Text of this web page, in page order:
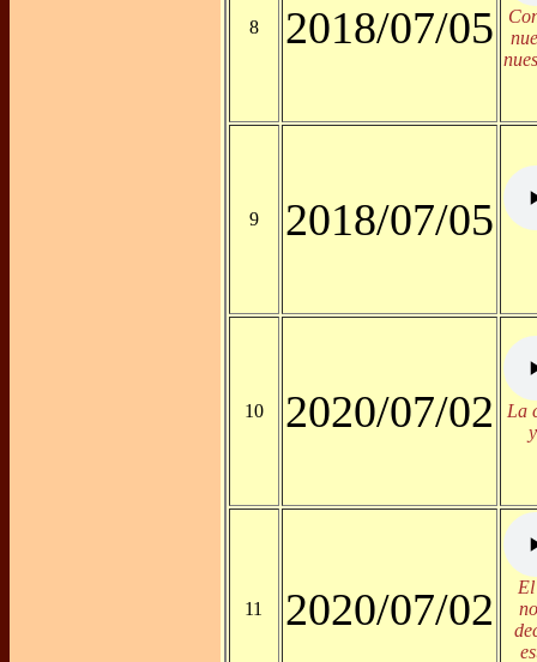
8 2018/07/05
9 2018/07/05
10 2020/07/02
La
11 2020/07/02